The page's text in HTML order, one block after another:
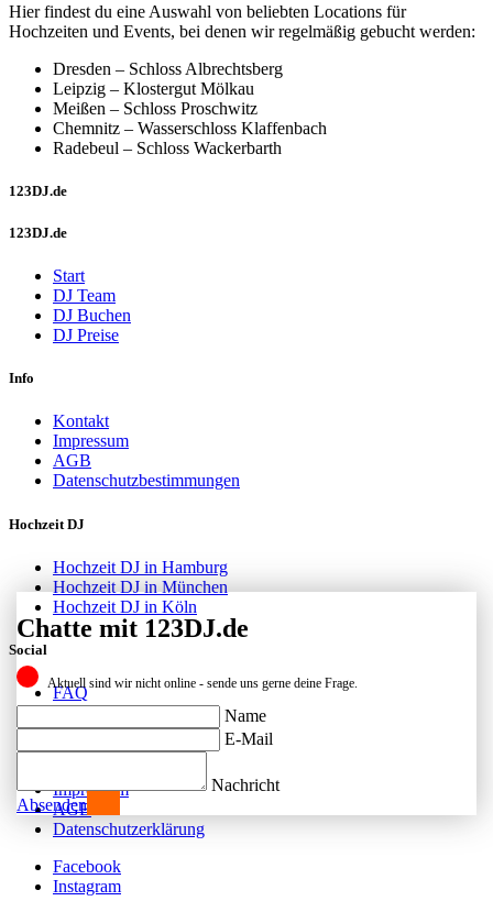
Hier findest du eine Auswahl von beliebten Locations für
Hochzeiten und Events, bei denen wir regelmäßig gebucht werden:
Dresden – Schloss Albrechtsberg
Leipzig – Klostergut Mölkau
Meißen – Schloss Proschwitz
Chemnitz – Wasserschloss Klaffenbach
Radebeul – Schloss Wackerbarth
123DJ.de
123DJ.de
Start
DJ Team
DJ Buchen
DJ Preise
Info
Kontakt
Impressum
AGB
Datenschutzbestimmungen
Hochzeit DJ
Hochzeit DJ in Hamburg
Hochzeit DJ in München
Hochzeit DJ in Köln
Social
FAQ
Facebook
Instagram
Impressum
AGB
Datenschutzerklärung
Facebook
Instagram
Chatte mit 123DJ.de
Aktuell sind wir nicht online - sende uns gerne deine Frage.
Name
E-Mail
Nachricht
Absenden